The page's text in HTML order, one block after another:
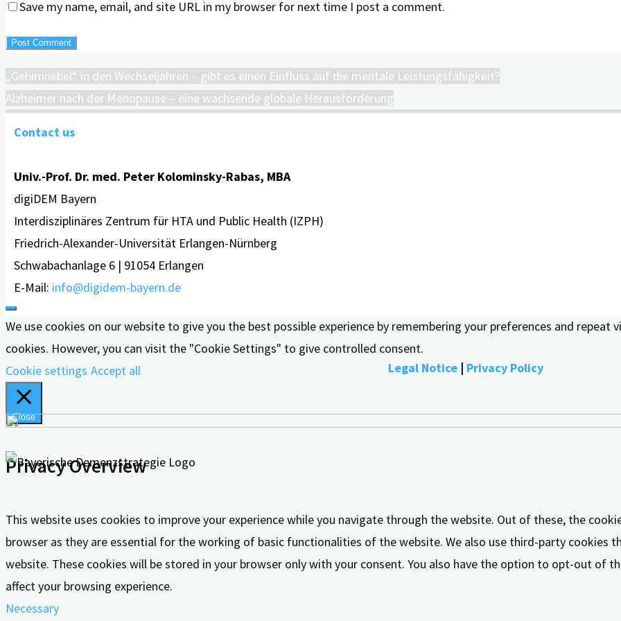
Save my name, email, and site URL in my browser for next time I post a comment.
„Gehirnnebel“ in den Wechseljahren – gibt es einen Einfluss auf die mentale Leistungsfähigkeit?
Alzheimer nach der Menopause – eine wachsende globale Herausforderung
Contact us
Univ.-Prof. Dr. med. Peter Kolominsky-Rabas, MBA
digiDEM Bayern
Interdisziplinäres Zentrum für HTA und Public Health (IZPH)
Friedrich-Alexander-Universität Erlangen-Nürnberg
Schwabachanlage 6 | 91054 Erlangen
E-Mail: info@digidem-bayern.de
Legal Notice | Privacy Policy
We use cookies on our website to give you the best possible experience by remembering your preferences and repeat
cookies. However, you can visit the "Cookie Settings" to give controlled consent.
Cookie settings Accept all
Close
Privacy Overview
This website uses cookies to improve your experience while you navigate through the website. Out of these, the
browser as they are essential for the working of basic functionalities of the website. We also use third-party cookies
website. These cookies will be stored in your browser only with your consent. You also have the option to opt-out of
affect your browsing experience.
Necessary